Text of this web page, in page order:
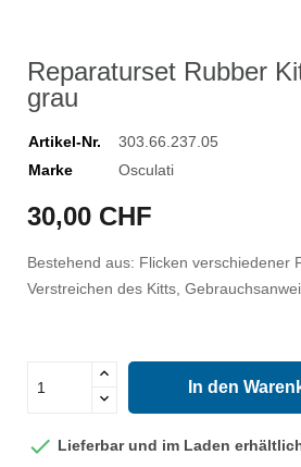
Reparaturset Rubber
grau
Artikel-Nr.
303.66.237.05
Marke
Osculati
30,00 CHF
Bestehend aus: Flicken verschiedener
Verstreichen des Kitts,
In den
 Lieferbar und im Laden